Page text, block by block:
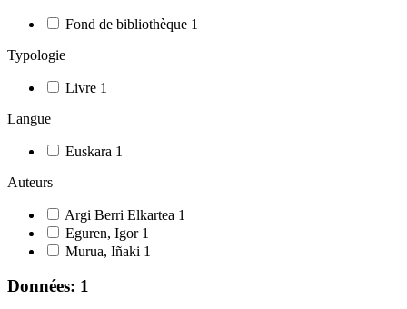
Fond de bibliothèque 1
Typologie
Livre 1
Langue
Euskara 1
Auteurs
Argi Berri Elkartea 1
Eguren, Igor 1
Murua, Iñaki 1
Données: 1